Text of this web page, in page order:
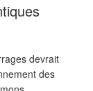
devrait
des